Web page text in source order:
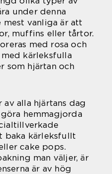
under denna
mest vanliga är att
muffins eller tårtor.
med rosa och
kärleksfulla
som hjärtan och
alla hjärtans dag
hemmagjorda
baka kärleksfullt
cake pops.
man väljer, är
är av hög